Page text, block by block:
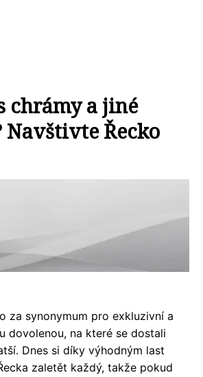
chrámy a jiné
Řecko
za synonymum pro exkluzivní a
dovolenou, na které se dostali
Dnes si díky výhodným last
zaletět každý, takže pokud